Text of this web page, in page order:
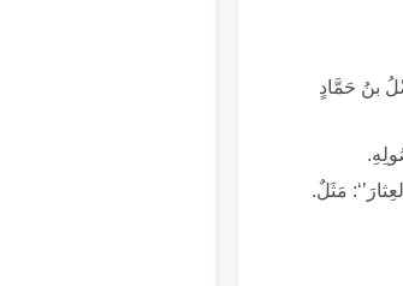
بنُ حَمَّادٍ
مَثَلٌ.